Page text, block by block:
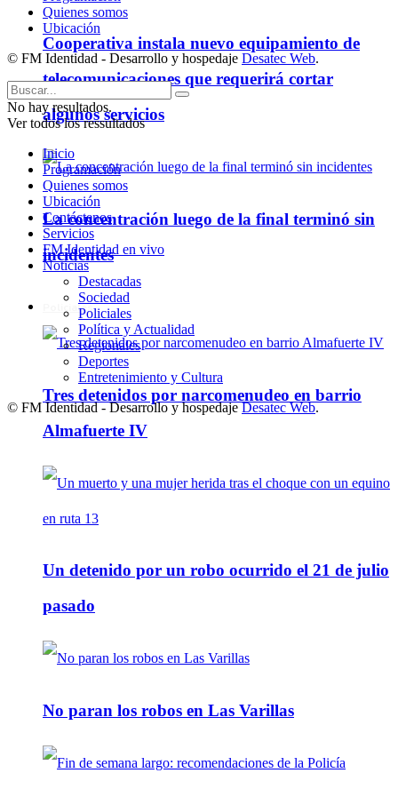
Cooperativa instala nuevo equipamiento de
telecomunicaciones que requerirá cortar
algunos servicios
La concentración luego de la final terminó sin
incidentes
Policiales
Tres detenidos por narcomenudeo en barrio
Almafuerte IV
Un detenido por un robo ocurrido el 21 de julio
pasado
No paran los robos en Las Varillas
Quienes somos
Ubicación
© FM Identidad - Desarrollo y hospedaje Desatec Web.
No hay resultados.
Ver todos los ressultados
Inicio
Programación
Quienes somos
Ubicación
Contáctenos
Servicios
FM Identidad en vivo
Noticias
Destacadas
Sociedad
Policiales
Política y Actualidad
Regionales
Deportes
Entretenimiento y Cultura
© FM Identidad - Desarrollo y hospedajeDesatec Web.